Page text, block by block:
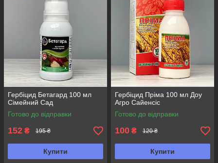
Гербіцид Бетагард 100 мл
Сімейний Сад
Готово до відправки
152 ₴ 195 ₴
Купити
Гербіцид Пріма 100 мл Доу
Агро Сайенсіс
Готово до відправки
100 ₴ 120 ₴
Купити